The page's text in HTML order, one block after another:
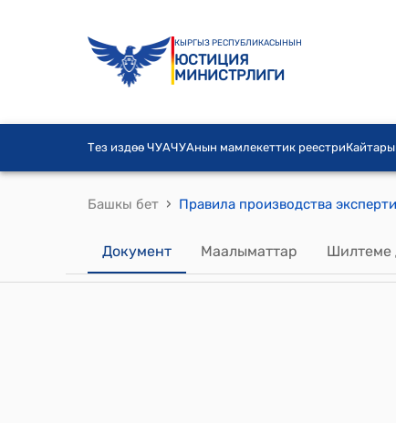
КЫРГЫЗ РЕСПУБЛИКАСЫНЫН
ЮСТИЦИЯ
МИНИСТРЛИГИ
Тез издөө ЧУАЧУАнын мамлекеттик реестри
Башкы бет ›
Документ Маалыматтар Шилтеме